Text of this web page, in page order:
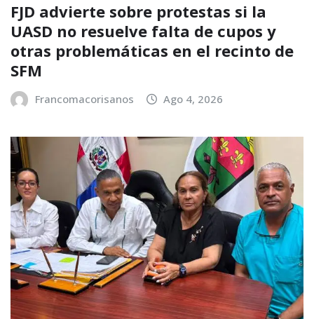
FJD advierte sobre protestas si la
UASD no resuelve falta de cupos y
otras problemáticas en el recinto de
SFM
Francomacorisanos Ago 4, 2026